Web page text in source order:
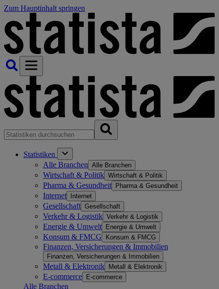
Zum Hauptinhalt springen
Statistiken
Alle Branchen Alle Branchen
Wirtschaft & Politik Wirtschaft & Politik
Pharma & Gesundheit Pharma & Gesundheit
Internet Internet
Gesellschaft Gesellschaft
Verkehr & Logistik Verkehr & Logistik
Energie & Umwelt Energie & Umwelt
Konsum & FMCG Konsum & FMCG
Finanzen, Versicherungen & Immobilien
Finanzen, Versicherungen & Immobilien
Metall & Elektronik Metall & Elektronik
E-commerce E-commerce
Alle Branchen